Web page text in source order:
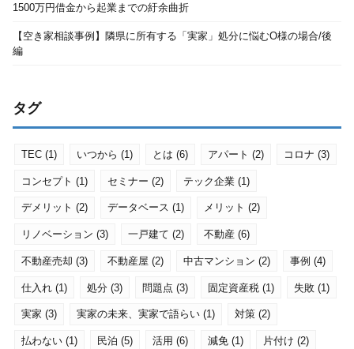
1500万円借金から起業までの紆余曲折
【空き家相談事例】隣県に所有する「実家」処分に悩むO様の場合/後
編
タグ
TEC(1) いつから (1) とは (6) アパート (2) コロナ (3)
コンセプト (1) セミナー (2) テック企業(1)
デメリット (2) データベース (1) メリット (2)
リノベーション (3) 一戸建て (2) 不動産(6)
不動産売却 (3) 不動産屋 (2) 中古マンション (2) 事例 (4)
仕入れ(1) 処分(3) 問題点 (3) 固定資産税 (1) 失敗 (1)
実家 (3) 実家の未来、実家で語らい(1) 対策(2)
払わない(1) 民泊 (5) 活用 (6) 減免 (1) 片付け (2)